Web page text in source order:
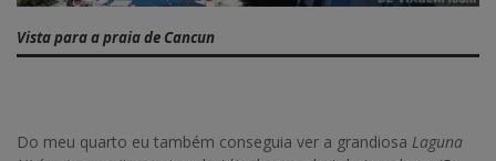
Vista para a praia de Cancun
Do meu quarto eu também conseguia ver a grandiosa Laguna